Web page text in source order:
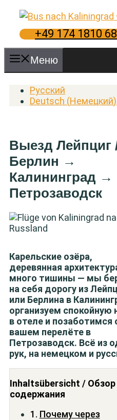
Перейти
содержимому
+49 174 1810
Меню
Русский
Deutsch (Немецкий)
Выезд Лейпциг
Берлин →
Калининград →
Петрозаводск
Карельские озёра,
деревянная
много тишины — мы
на себя дорогу из
или Берлина в
организуем спокойную
в отеле и позаботимся
вашем перелёте в
Петрозаводск. Всё из
рук, на немецком и
Inhaltsübersicht / Обзор
содержания
Почему через